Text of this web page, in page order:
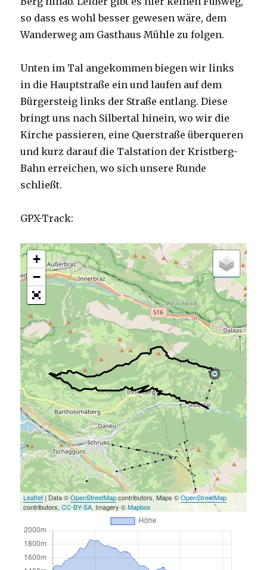
so dass es wohl besser gewesen wäre, dem
Wanderweg am Gasthaus Mühle zu folgen.
Unten im Tal angekommen biegen wir links
in die Hauptstraße ein und laufen auf dem
Bürgersteig links der Straße entlang. Diese
bringt uns nach Silbertal hinein, wo wir die
Kirche passieren, eine Querstraße überqueren
und kurz darauf die Talstation der Kristberg-
Bahn erreichen, wo sich unsere Runde
schließt.
GPX-Track:
+
−
Leaflet | Data ©OpenStreetMapcontributors, Maps ©OpenStreetMap
contributors,CC-BY-SA, Imagery ©Mapbox